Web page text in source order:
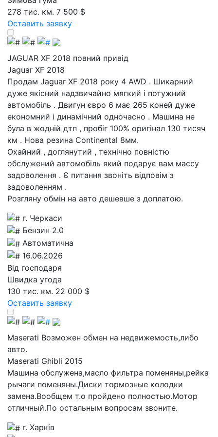
278 тис. км. 7 500 $
Оставить заявку
JAGUAR XF 2018 повний привід
Jaguar XF 2018
Продам Jaguar XF 2018 року 4 AWD . Шикарний
дуже якісний надзвичайно мягкий і потужний
автомобіль . Двигун євро 6 має 265 коней дуже
економний і динамічний одночасно . Машина не
була в жодній дтп , пробіг 100% оригінал 130 тисяч
км . Нова резина Continental 8мм.
Охайний , доглянутий , технічно повністю
обслужений автомобіль який подарує вам массу
задоволення . Є питання звоніть відповім з
задоволенням .
Розгляну обмін на авто дешевше з доплатою.
г. Черкаси
Бензин 2.0
Автоматична
16.06.2026
Від господаря
Швидка угода
130 тис. км. 22 000 $
Оставить заявку
Maserati Возможен обмен на недвижемость,либо
авто.
Maserati Ghibli 2015
Машина обслужена,масло фильтра поменяны,рейка
рычаги поменяны.Диски тормозные колодки
замена.Вообщем т.о пройдено полностью.Мотор
отличный.По остальным вопросам звоните.
г. Харків